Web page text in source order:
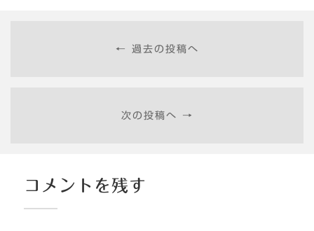
← 過去の投稿へ
次の投稿へ →
コメントを残す